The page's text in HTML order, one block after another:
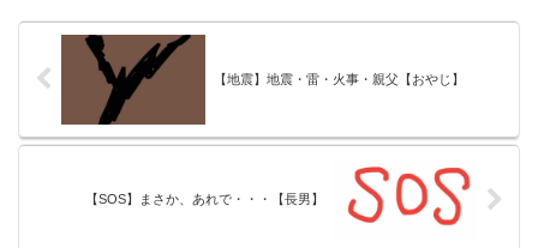
は40代でひとり親（シンパパ）
になり、手探...
態のほぼワ...
【地震】地震・雷・火事・親父【おやじ】
【SOS】まさか、あれで・・・【長男】